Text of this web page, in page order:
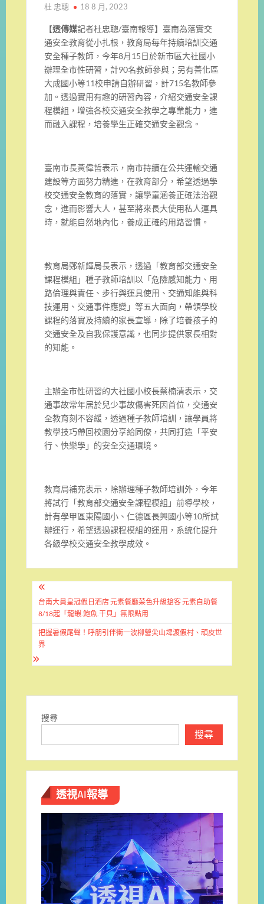
杜 忠聰 18 8 月, 2023
【透傳媒記者杜忠聰/臺南報導】臺南為落實交
通安全教育從小扎根，教育局每年持續培訓交通
安全種子教師，今年8月15日於新市區大社國小
辦理全市性研習，計90名教師參與；另有善化區
大成國小等11校申請自辦研習，計715名教師參
加。透過實用有趣的研習內容，介紹交通安全課
程模組，增強各校交通安全教學之專業能力，進
而融入課程，培養學生正確交通安全觀念。
臺南市長黃偉哲表示，南市持續在公共運輸交通
建設等方面努力精進，在教育部分，希望透過學
校交通安全教育的落實，讓學童涵養正確法治觀
念，進而影響大人，甚至將來長大使用私人運具
時，就能自然地內化，養成正確的用路習慣。
教育局鄭新輝局長表示，透過「教育部交通安全
課程模組」種子教師培訓以「危險感知能力、用
路倫理與責任、步行與運具使用、交通知能與科
技運用、交通事件應變」等五大面向，帶領學校
課程的落實及持續的家長宣導，除了培養孩子的
交通安全及自我保護意識，也同步提供家長相對
的知能。
主辦全市性研習的大社國小校長蔡楠清表示，交
通事故常年居於兒少事故傷害死因首位，交通安
全教育刻不容緩，透過種子教師培訓，讓學員將
教學技巧帶回校園分享給同僚，共同打造「平安
行、快樂學」的安全交通環境。
教育局補充表示，除辦理種子教師培訓外，今年
將試行「教育部交通安全課程模組」前導學校，
計有學甲區東陽國小、仁德區長興國小等10所試
辦運行，希望透過課程模組的運用，系統化提升
各級學校交通安全教學成效。
文
章
導
覽
台南大員皇冠假日酒店 元素餐廳菜色升級搶客 元素自助餐
8/18起「龍蝦.鮑魚.干貝」無限點用
把握暑假尾聲！呼朋引伴衝一波柳營尖山埤渡假村、頑皮世
界
搜尋
搜尋
透視AI報導